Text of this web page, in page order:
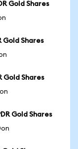
Gold Shares
Gold Shares
Gold Shares
Gold Shares